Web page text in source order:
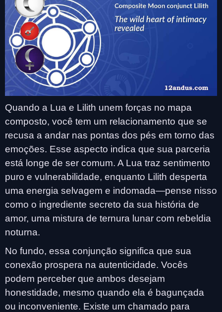
Quando a Lua e Lilith unem forças no mapa
composto, você tem um relacionamento que se
recusa a andar nas pontas dos pés em torno das
emoções. Esse aspecto indica que sua parceria
está longe de ser comum. A Lua traz sentimento
puro e vulnerabilidade, enquanto Lilith desperta
uma energia selvagem e indomada—pense nisso
como o ingrediente secreto da sua história de
amor, uma mistura de ternura lunar com rebeldia
noturna.
No fundo, essa conjunção significa que sua
conexão prospera na autenticidade. Vocês
podem perceber que ambos desejam
honestidade, mesmo quando ela é bagunçada
ou inconveniente. Existe um chamado para